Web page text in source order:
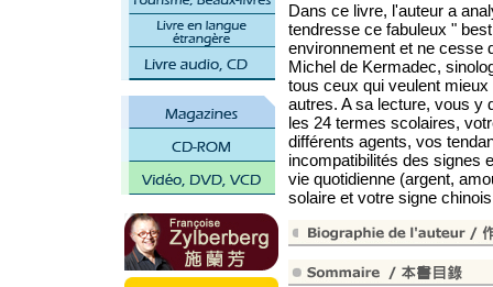
Dans ce livre, l'auteur a
tendresse ce fabuleux "
environnement et ne cesse
Michel de Kermadec,
tous ceux qui veulent
autres. A sa lecture, vous y
les 24 termes scolaires,
différents agents, vos
incompatibilités des signes
vie quotidienne (argent,
solaire et votre signe